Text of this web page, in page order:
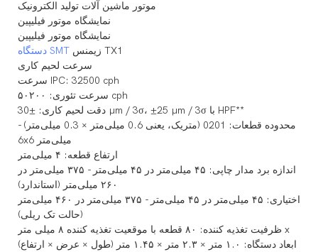
موتور ماشین آلات تولید الکترونیک
نمایشگاه موتور فیلیپین
نمایشگاه موتور فیلیپین
دستگاه SMT
زیمنس TX1
سرعت لحیم کاری
سرعت IPC: 32500 cph
سرعت تئوری: ۵۰۲۰۰ cph
دقت لحیم کاری: ±30 µm / 3σ، ±25 µm / 3σ با HPF**
محدوده قطعات: 0201 (متریک، یعنی 0.6 میلی‌متر × 0.3 میلی‌متر) -
6x6 میلی‌متر
ارتفاع قطعه: ۴ میلی‌متر
اندازه برد مدار چاپی: ۴۵ میلی‌متر در ۴۵ میلی‌متر - ۳۷۵ میلی‌متر در
۲۶۰ میلی‌متر (استاندارد)
اختیاری: ۴۵ میلی‌متر در ۴۵ میلی‌متر - ۳۷۵ میلی‌متر در ۴۶۰ میلی‌متر
(حالت تک ریلی)
ظرفیت تغذیه کننده: ۸۰ قطعه با موقعیت تغذیه کننده ۸ میلی متر x
ابعاد دستگاه: ۱.۰ متر × ۲.۳ متر × ۱.۴۵ متر (طول × عرض × ارتفاع)